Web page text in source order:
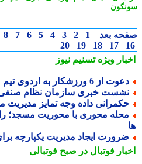
بعد 1
2
3
4
5
6
7
8
9
17
18
19
20
ویژهتسنیم نیوز
از 6 ورزشکار به اردوی تیم ملی اسکیت سرعت
خبری سازمان نظام صنفی
داده وجه تمایز مدیریت
محوری با محوریت مسجد؛
ایجاد مدیریت یکپارچه
فوتبال در صبح فوتبالی